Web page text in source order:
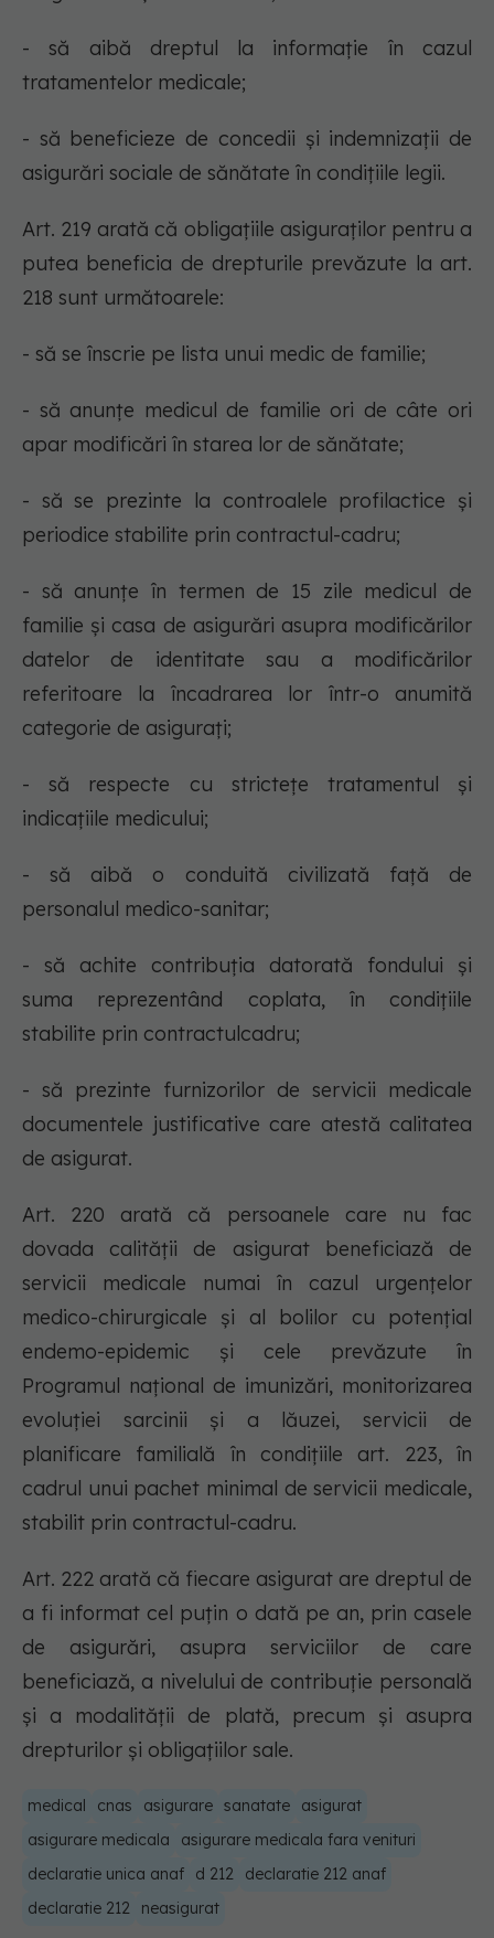
- să aibă dreptul la informaţie în cazul
tratamentelor medicale;
- să beneficieze de concedii şi indemnizaţii de
asigurări sociale de sănătate în condiţiile legii.
Art. 219 arată că obligaţiile asiguraţilor pentru a
putea beneficia de drepturile prevăzute la art.
218 sunt următoarele:
- să se înscrie pe lista unui medic de familie;
- să anunţe medicul de familie ori de câte ori
apar modificări în starea lor de sănătate;
- să se prezinte la controalele profilactice şi
periodice stabilite prin contractul-cadru;
- să anunţe în termen de 15 zile medicul de
familie şi casa de asigurări asupra modificărilor
datelor de identitate sau a modificărilor
referitoare la încadrarea lor într-o anumită
categorie de asiguraţi;
- să respecte cu stricteţe tratamentul şi
indicaţiile medicului;
- să aibă o conduită civilizată faţă de
personalul medico-sanitar;
- să achite contribuţia datorată fondului şi
suma reprezentând coplata, în condiţiile
stabilite prin contractulcadru;
- să prezinte furnizorilor de servicii medicale
documentele justificative care atestă calitatea
de asigurat.
Art. 220 arată că persoanele care nu fac
dovada calităţii de asigurat beneficiază de
servicii medicale numai în cazul urgenţelor
medico-chirurgicale şi al bolilor cu potenţial
endemo-epidemic şi cele prevăzute în
Programul naţional de imunizări, monitorizarea
evoluţiei sarcinii şi a lăuzei, servicii de
planificare familială în condiţiile art. 223, în
cadrul unui pachet minimal de servicii medicale,
stabilit prin contractul-cadru.
Art. 222 arată că fiecare asigurat are dreptul de
a fi informat cel puţin o dată pe an, prin casele
de asigurări, asupra serviciilor de care
beneficiază, a nivelului de contribuţie personală
şi a modalităţii de plată, precum şi asupra
drepturilor şi obligaţiilor sale.
medical cnas asigurare sanatate
asigurat
asigurare medicala
asigurare medicala fara venituri
declaratie unica anaf
d 212
declaratie 212 anaf
declaratie 212
neasigurat